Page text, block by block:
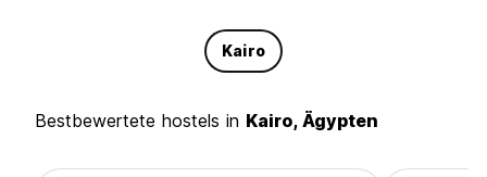
Kairo
Bestbewertete hostels in Kairo, Ägypten